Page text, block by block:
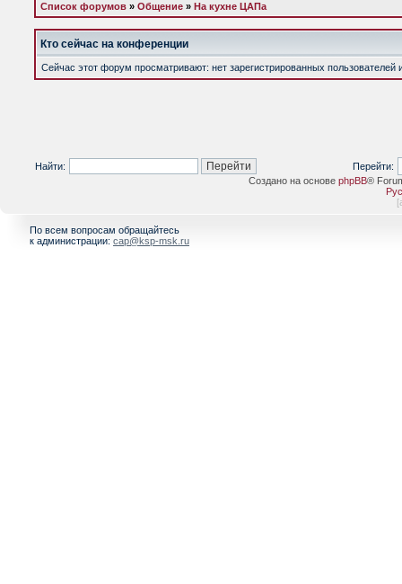
Список форумов » Общение » На кухне ЦАПа
Кто сейчас на конференции
Сейчас этот форум просматривают: нет зарегистрированных пользователей
Найти:
Перейти:
Создано на основе phpBB®
[
По всем вопросам обращайтесь
к администрации: cap@ksp-msk.ru